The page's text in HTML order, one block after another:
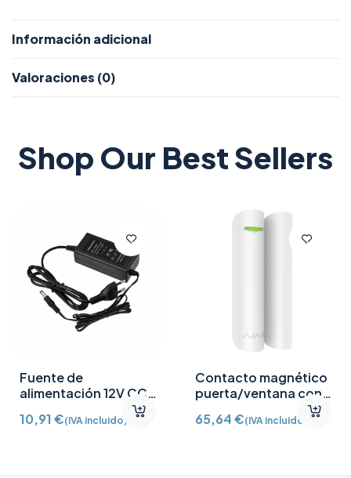
Información adicional
Valoraciones (0)
Shop Our Best Sellers
Fuente de
alimentación 12V CC
10,91€(IVA incluido)
Contacto magnético
puerta/ventana con
Detector vibración e
inclinación AJ-
65,64€(IVA incluido)